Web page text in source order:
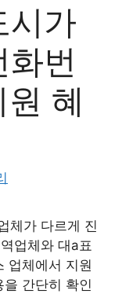
시가
번
혜
체가 다르게 진
업체와 대a표
업체에서 지원
간단히 확인